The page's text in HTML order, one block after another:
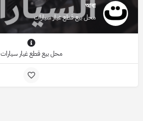
আবা
محل بيع قطع غيار سيارات
محل بيع قطع غيار سيارات